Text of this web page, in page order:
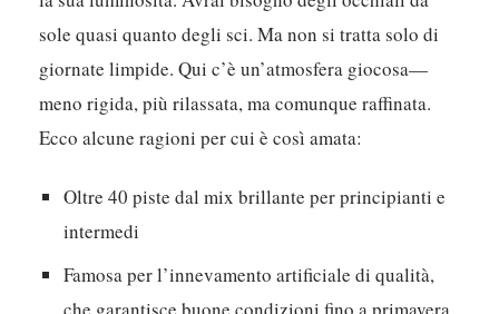
sole quasi quanto degli sci. Ma non si tratta solo di
giornate limpide. Qui c’è un’atmosfera giocosa—
meno rigida, più rilassata, ma comunque raffinata.
Ecco alcune ragioni per cui è così amata:
Oltre 40 piste dal mix brillante per principianti e
intermedi
Famosa per l’innevamento artificiale di qualità,